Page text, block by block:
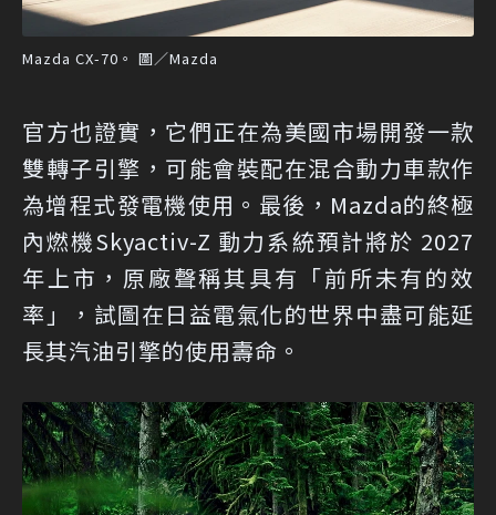
Mazda CX-70。 圖／Mazda
官方也證實，它們正在為美國市場開發一款
雙轉子引擎，可能會裝配在混合動力車款作
為增程式發電機使用。最後，Mazda的終極
內燃機Skyactiv-Z 動力系統預計將於 2027
年上市，原廠聲稱其具有「前所未有的效
率」，試圖在日益電氣化的世界中盡可能延
長其汽油引擎的使用壽命。